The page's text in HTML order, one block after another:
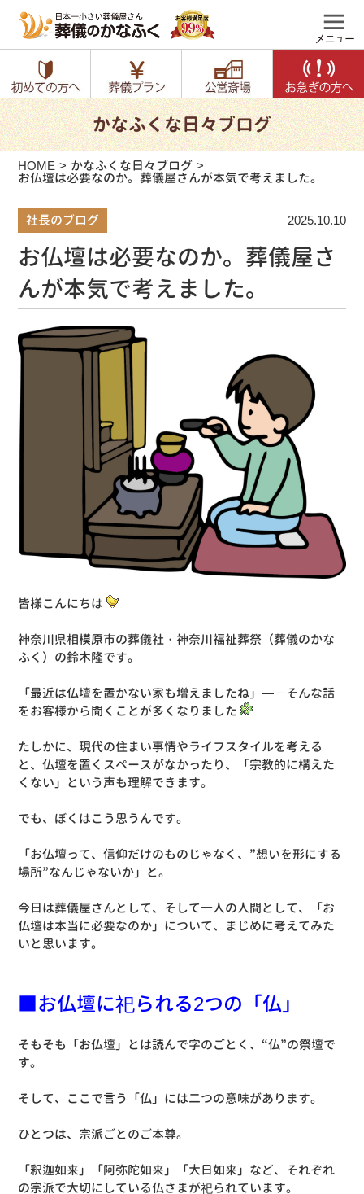
かなふくな日々ブログ
HOME かなふくな日々ブログ
お仏壇は必要なのか。葬儀屋さんが本気で考えました。
社長のブログ 2025.10.10
お仏壇は必要なのか。葬儀屋さ
んが本気で考えました。
皆様こんにちは
神奈川県相模原市の葬儀社・神奈川福祉葬祭（葬儀のかな
ふく）の鈴木隆です。
「最近は仏壇を置かない家も増えましたね」—―そんな話
をお客様から聞くことが多くなりました
たしかに、現代の住まい事情やライフスタイルを考える
と、仏壇を置くスペースがなかったり、「宗教的に構えた
くない」という声も理解できます。
でも、ぼくはこう思うんです。
「お仏壇って、信仰だけのものじゃなく、”想いを形にする
場所”なんじゃないか」と。
今日は葬儀屋さんとして、そして一人の人間として、「お
仏壇は本当に必要なのか」について、まじめに考えてみた
いと思います。
■お仏壇に祀られる2つの「仏」
そもそも「お仏壇」とは読んで字のごとく、“仏”の祭壇で
す。
そして、ここで言う「仏」には二つの意味があります。
ひとつは、宗派ごとのご本尊。
「釈迦如来」「阿弥陀如来」「大日如来」など、それぞれ
の宗派で大切にしている仏さまが祀られています。